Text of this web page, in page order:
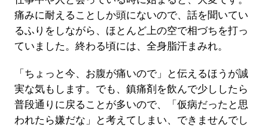
痛みに耐えることしか頭にないので、話を聞いてい
るふりをしながら、ほとんど上の空で相づちを打っ
ていました。終わる頃には、全身脂汗まみれ。
「ちょっと今、お腹が痛いので」と伝えるほうが誠
実な気もします。でも、鎮痛剤を飲んで少ししたら
普段通りに戻ることが多いので、「仮病だったと思
われたら嫌だな」と考えてしまい、できませんでし